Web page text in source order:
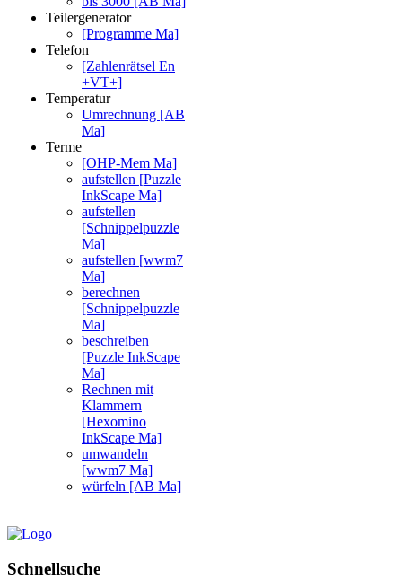
Teilergenerator
[Programme Ma]
Telefon
[Zahlenrätsel En
+VT+]
Temperatur
Umrechnung [AB
Ma]
Terme
[OHP-Mem Ma]
aufstellen [Puzzle
InkScape Ma]
aufstellen
[Schnippelpuzzle
Ma]
aufstellen [wwm7
Ma]
berechnen
[Schnippelpuzzle
Ma]
beschreiben
[Puzzle InkScape
Ma]
Rechnen mit
Klammern
[Hexomino
InkScape Ma]
umwandeln
[wwm7 Ma]
würfeln [AB Ma]
Schnellsuche